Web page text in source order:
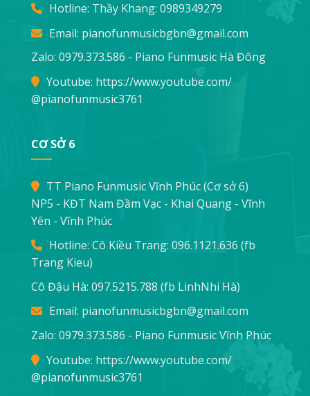
Hotline: Thầy Khang: 0989349279
Email: pianofunmusicbgbn@gmail.com
Zalo: 0979.373.586 - Piano Funmusic Hà Đông
Youtube: https://www.youtube.com/
@pianofunmusic3761
CƠ SỞ 6
TT Piano Funmusic Vĩnh Phúc (Cơ sở 6)
NP5 - KĐT Nam Đầm Vạc - Khai Quang - Vĩnh
Yên - Vĩnh Phúc
Hotline: Cô Kiều Trang: 096.1121.636 (fb
Trang Kieu)
Cô Đậu Hà: 097.5215.788 (fb LinhNhi Hà)
Email: pianofunmusicbgbn@gmail.com
Zalo: 0979.373.586 - Piano Funmusic Vĩnh Phúc
Youtube: https://www.youtube.com/
@pianofunmusic3761